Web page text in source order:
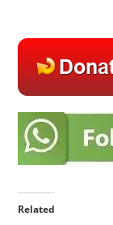
Related